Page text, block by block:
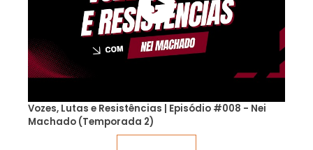
Vozes, Lutas e Resistências | Episódio #008 - Nei
Machado (Temporada 2)